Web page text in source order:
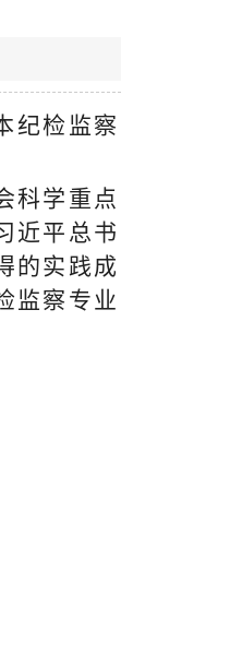
纪检监察
科学重点
近平总书
的实践成
监察专业